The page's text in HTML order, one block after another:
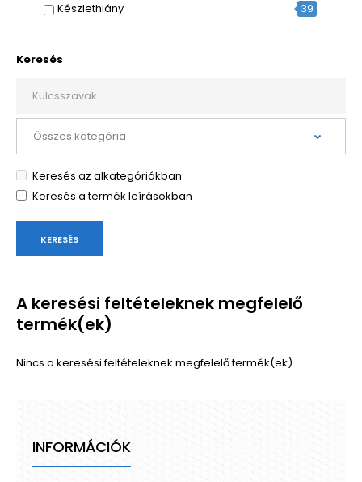
Készlethiány
39
Keresés
Keresés az alkategóriákban
Keresés a termék leírásokban
A keresési feltételeknek megfelelő
termék(ek)
Nincs a keresési feltételeknek megfelelő termék(ek).
INFORMÁCIÓK